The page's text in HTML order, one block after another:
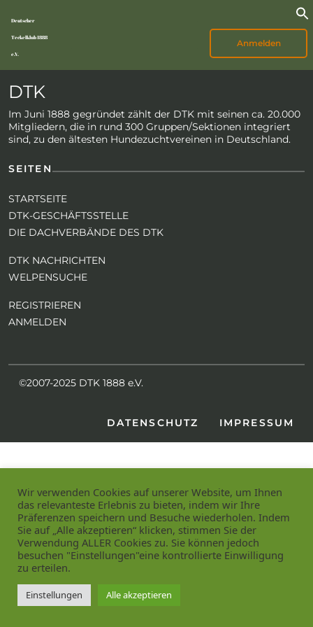
Deutscher
Teckelklub 1888
e.V.
Anmelden
DTK
Im Juni 1888 gegründet zählt der DTK mit seinen ca. 20.000
Mitgliedern, die in rund 300 Gruppen/Sektionen integriert
sind, zu den ältesten Hundezuchtvereinen in Deutschland.
SEITEN
STARTSEITE
DTK-GESCHÄFTSSTELLE
DIE DACHVERBÄNDE DES DTK
DTK NACHRICHTEN
WELPENSUCHE
REGISTRIEREN
ANMELDEN
©2007-2025 DTK 1888 e.V.
DATENSCHUTZ IMPRESSUM
Wir verwenden Cookies auf unserer Website, um Ihnen
das relevanteste Erlebnis zu bieten, indem wir Ihre
Präferenzen speichern und Besuche wiederholen. Indem
Sie auf „Alle akzeptieren“ klicken, stimmen Sie der
Verwendung ALLER Cookies zu. Sie können jedoch
besuchen "Einstellungen"eine kontrollierte Einwilligung
zu erteilen.
Einstellungen Alle akzeptieren